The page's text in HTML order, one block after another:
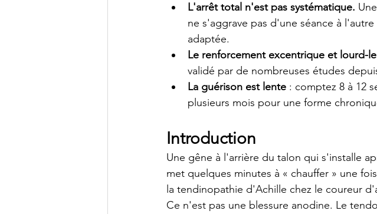
L'arrêt total n'est pas systématique.
ne s'aggrave pas d'une séance à
adaptée.
Le renforcement excentrique et lourd-
validé par de nombreuses études
La guérison est lente : comptez 8 à 12
plusieurs mois pour une forme
Introduction
Une gêne à l'arrière du talon qui s'installe
met quelques minutes à « chauffer » une
la tendinopathie d'Achille chez le coureur
Ce n'est pas une blessure anodine. Le